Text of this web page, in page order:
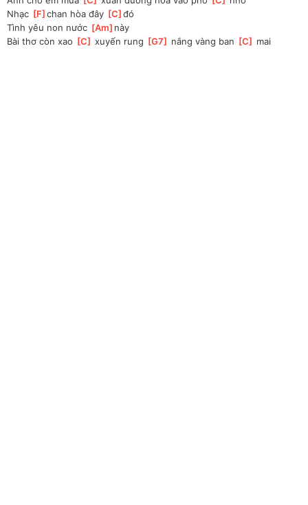
Nhạc [F ]
chan hòa đây [C ]
đó
Tình yêu non nước [Am ]này
Bài thơ còn xao [C ] xuyến rung [G7 nắng vàng ban [C mai